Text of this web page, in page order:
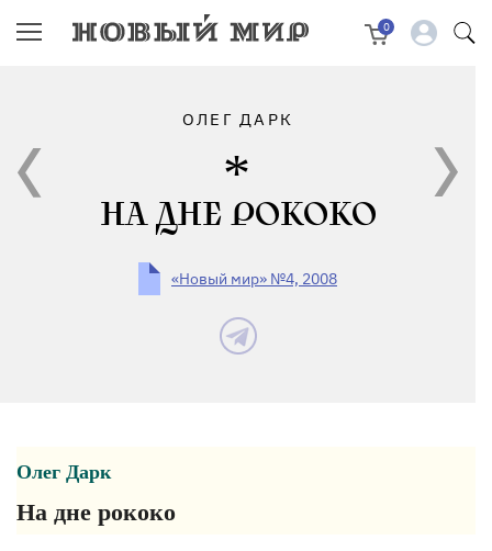
0
ОЛЕГ ДАРК
НА ДНЕ РОКОКО
«Новый мир» №4, 2008
Олег Дарк
На дне рококо